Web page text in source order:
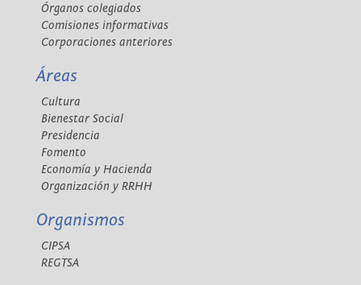
Órganos colegiados
Comisiones informativas
Corporaciones anteriores
Áreas
Cultura
Bienestar Social
Presidencia
Fomento
Economía y Hacienda
Organización y RRHH
Organismos
CIPSA
REGTSA